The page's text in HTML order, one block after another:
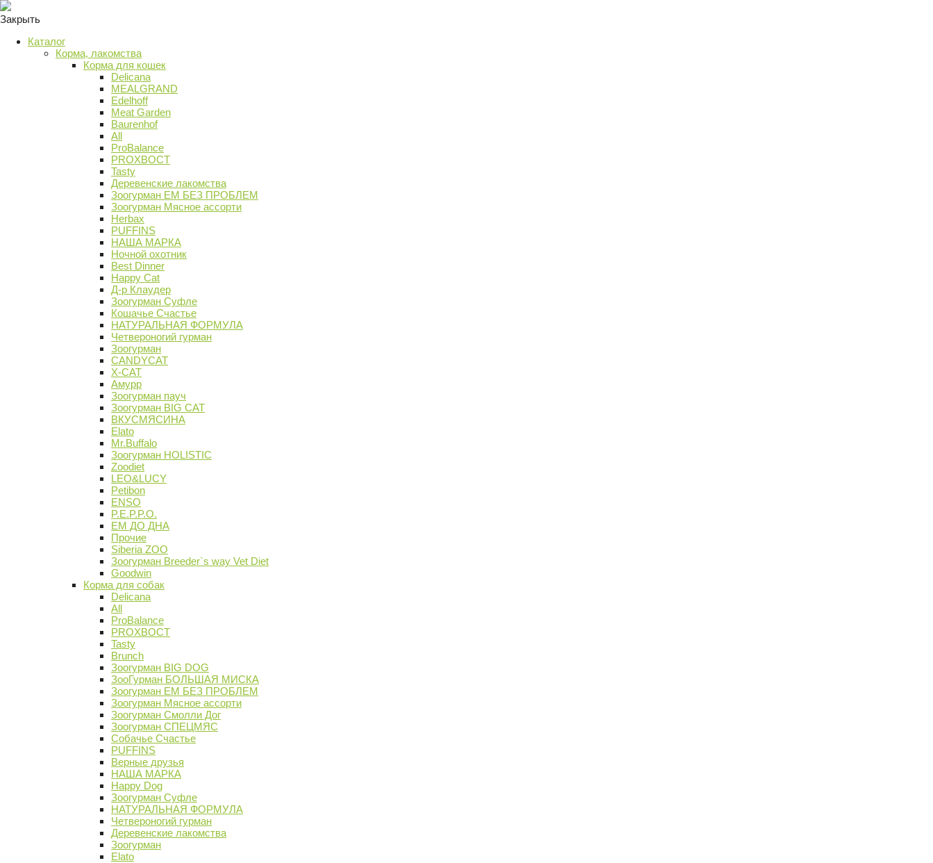
Закрыть
Каталог
Корма, лакомства
Корма для кошек
Delicana
MEALGRAND
Edelhoff
Meat Garden
Baurenhof
All
ProBalance
PROХВОСТ
Tasty
Деревенские лакомства
Зоогурман ЕМ БЕЗ ПРОБЛЕМ
Зоогурман Мясное ассорти
Herbax
PUFFINS
НАША МАРКА
Ночной охотник
Best Dinner
Happy Cat
Д-р Клаудер
Зоогурман Суфле
Кошачье Счастье
НАТУРАЛЬНАЯ ФОРМУЛА
Четвероногий гурман
Зоогурман
CANDYCAT
X-CAT
Амурр
Зоогурман пауч
Зоогурман BIG CAT
ВКУСМЯСИНА
Elato
Mr.Buffalo
Зоогурман HOLISTIC
Zoodiet
LEO&LUCY
Petibon
ENSO
P.E.P.P.O.
ЕМ ДО ДНА
Прочие
Siberia ZOO
Зоогурман Breeder`s way Vet Diet
Goodwin
Корма для собак
Delicana
All
ProBalance
PROХВОСТ
Tasty
Brunch
Зоогурман BIG DOG
ЗооГурман БОЛЬШАЯ МИСКА
Зоогурман ЕМ БЕЗ ПРОБЛЕМ
Зоогурман Мясное ассорти
Зоогурман Смолли Дог
Зоогурман СПЕЦМЯС
Собачье Счастье
PUFFINS
Верные друзья
НАША МАРКА
Happy Dog
Зоогурман Суфле
НАТУРАЛЬНАЯ ФОРМУЛА
Четвероногий гурман
Деревенские лакомства
Зоогурман
Elato